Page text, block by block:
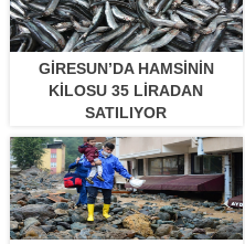
GIRESUN’DA HAMSININ
KILOSU 35 LIRADAN
SATILIYOR